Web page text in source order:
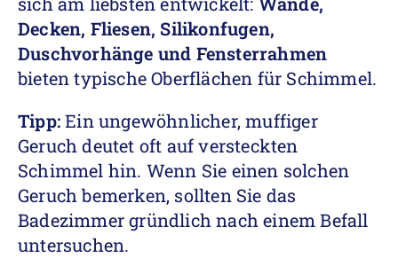
Decken, Fliesen, Silikonfugen,
Duschvorhänge und Fensterrahmen
bieten typische Oberflächen für Schimmel.
Tipp:Ein ungewöhnlicher, muffiger
Geruch deutet oft auf versteckten
Schimmel hin. Wenn Sie einen solchen
Geruch bemerken, sollten Sie das
Badezimmer gründlich nach einem Befall
untersuchen.